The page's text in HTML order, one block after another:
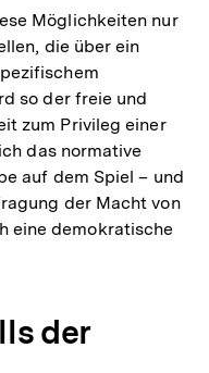
Möglichkeiten nur
die über ein
so der freie und
zum Privileg einer
das normative
auf dem Spiel – und
der Macht von
eine demokratische
der